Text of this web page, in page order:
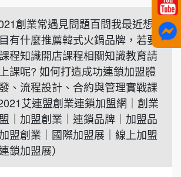
創業常遇見問題百問我最近想
有什麼推薦韓式火鍋品牌，若要
程知識開店課程相關知識教育請
課呢? 如何打造成功連鎖加盟體
、流程設計、合約與管理實戰課
艾連盟創業連鎖加盟網｜創業
｜加盟創業｜連鎖品牌｜加盟品
盟創業｜國際加盟展｜線上加盟
鎖加盟展）